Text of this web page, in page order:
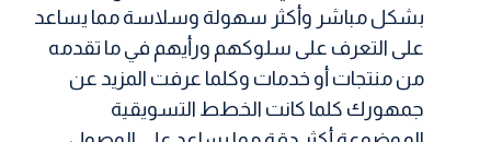
بشكل مباشر وأكثر سهولة وسلاسة مما يساعد
على التعرف على سلوكهم ورأيهم في ما تقدمه
من منتجات أو خدمات وكلما عرفت المزيد عن
جمهورك كلما كانت الخطط التسويقية